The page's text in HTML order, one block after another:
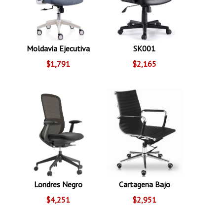
Moldavia Ejecutiva
$1,791
SK001
$2,165
Londres Negro
$4,251
Cartagena Bajo
$2,951